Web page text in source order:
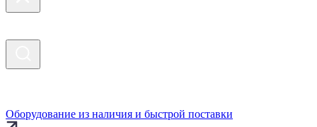
Оборудование из наличия и быстрой поставки